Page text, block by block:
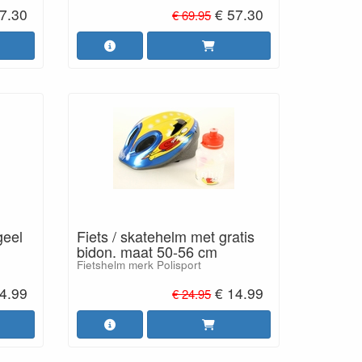
€ 69.95 € 57.30
Fiets / skatehelm met gratis
bidon. maat 50-56 cm
Fietshelm merk Polisport
€ 24.95 € 14.99